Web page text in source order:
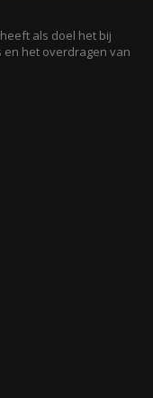
als doel het bij
het overdragen van